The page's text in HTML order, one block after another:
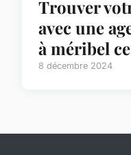
Trouver
avec une
à méribel
8 décembre 2024